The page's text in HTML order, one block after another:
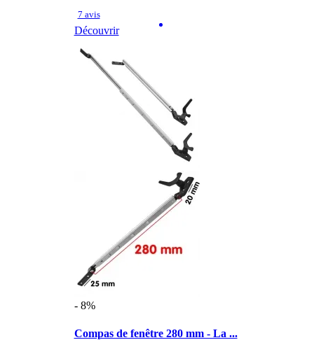
7 avis
Découvrir
- 8%
Compas de fenêtre 280 mm - La ...